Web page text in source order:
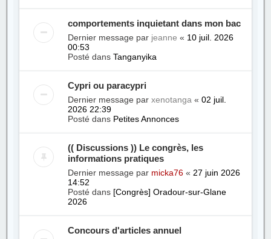
comportements inquietant dans mon bac
Dernier message par jeanne « 10 juil. 2026
00:53
Posté dansTanganyika
Cypri ou paracypri
Dernier message parxenotanga «02 juil.
2026 22:39
Posté dans Petites Annonces
(( Discussions )) Le congrès, les
informations pratiques
Dernier message par micka76 « 27 juin 2026
14:52
Posté dans [Congrès] Oradour-sur-Glane
2026
Concours d'articles annuel